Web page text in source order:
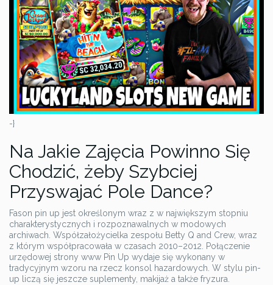
-}
Na Jakie Zajęcia Powinno Się
Chodzić, żeby Szybciej
Przyswajać Pole Dance?
Fason pin up jest określonym wraz z w największym stopniu
charakterystycznych i rozpoznawalnych w modowych
archiwach. Współzałożycielka zespołu Betty Q and Crew, wraz
z którym współpracowała w czasach 2010–2012. Połączenie
urzędowej strony www Pin Up wydaje się wykonany w
tradycyjnym wzoru na rzecz konsol hazardowych. W stylu pin-
up liczą się jeszcze suplementy, makijaż a także fryzura.